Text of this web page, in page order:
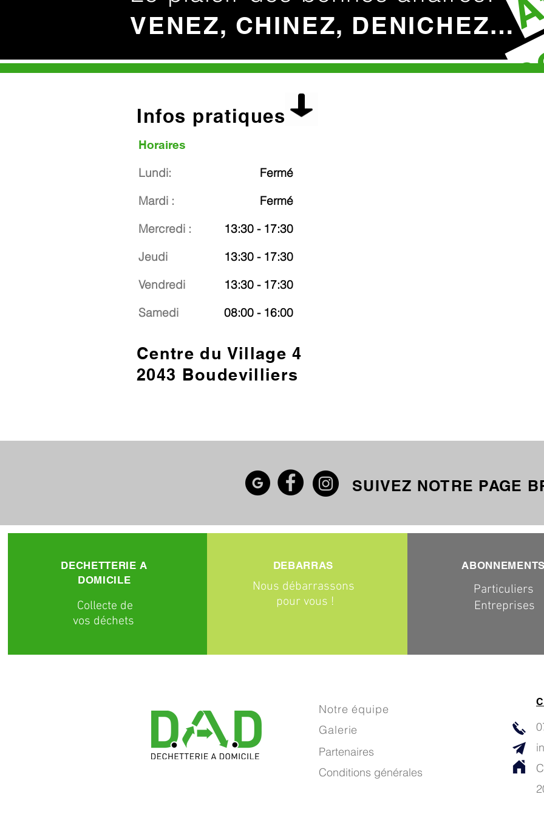
VENEZ, CHINEZ, DENICHEZ…
Infos pratiques
Horaires
Lundi:
Mardi :
Mercredi :
Jeudi
Vendredi
Samedi
Fermé
Fermé
13:30 - 17:30
13:30 - 17:30
13:30 - 17:30
08:00 - 16:00
Centre du Village 4
2043 Boudevilliers
SUIVEZ NOTRE PAGE
Notre équipe
Galerie
Partenaires
Conditions générales
DECHETTERIE A
DOMICILE
Collecte de
vos déchets
DEBARRAS
Nous débarrassons
pour vous !
ABONNEMENTS
Particuliers
Entreprises